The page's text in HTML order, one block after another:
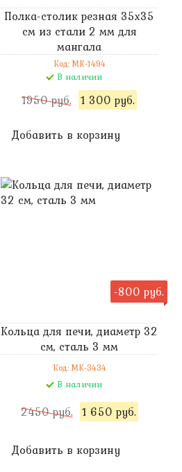
Полка-столик резная 35х35
см из стали 2 мм для
мангала
Код: MK-1494
В наличии
1950 руб. 1 300 руб.
Добавить в корзину
-800 руб.
Кольца для печи, диаметр 32
см, сталь 3 мм
Код: MK-3434
В наличии
2450 руб. 1 650 руб.
Добавить в корзину